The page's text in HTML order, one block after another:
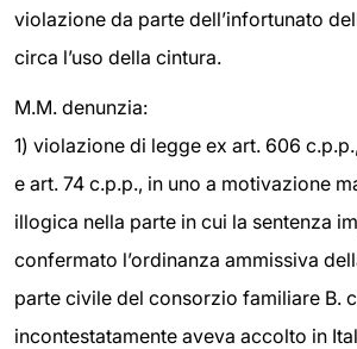
violazione da parte dell’infortunato
circa l’uso della cintura.
M.M. denunzia:
1) violazione di legge ex art. 606
e art. 74 c.p.p., in uno a motivazione
illogica nella parte in cui la sentenza
confermato l’ordinanza ammissiva
parte civile del consorzio familiare B.
incontestatamente aveva accolto in